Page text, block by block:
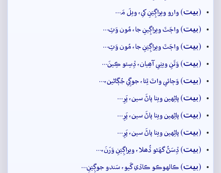
(بيت) وارو ويراڳِيَنِ کي، ويلَ مَ…
(بيت) واڄَٽَ ويراڳِينِ جا، مُون وَٽِ…
(بيت) واڄَٽَ ويراڳِيَنِ جا، مُون وَٽِ…
(بيت) وَٽَنِ ويٺِي آھِيان، ڏِسِئو ڪِينَ…
(بيت) وَڄائي واٽَ ٿِئا، جوڳِي جُڳاڻين،…
(بيت) پاڻِهين ويٺا پاڻَ سين، پَرِ…
(بيت) پاڻِهين ويٺا پاڻَ سين، پَرِ…
(بيت) پاڻِهين ويٺا پاڻَ سين، پَرِ…
(بيت) ڏِسَڻُ گهَڻو ڏُھلا، ويراڳِيَنِ وَرَنَ،…
(بيت) ڪالهوڪو ڪاڏي گَيو، سَندو جوڳِيَنِ…